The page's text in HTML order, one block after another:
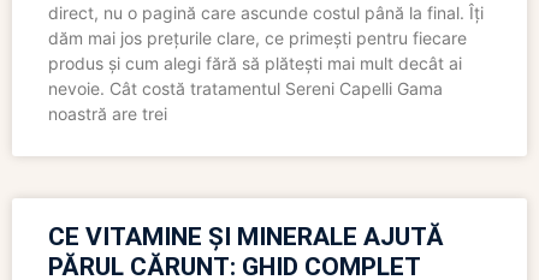
direct, nu o pagină care ascunde costul până la final. Îți
dăm mai jos prețurile clare, ce primești pentru fiecare
produs și cum alegi fără să plătești mai mult decât ai
nevoie. Cât costă tratamentul Sereni Capelli Gama
noastră are trei
CE VITAMINE ȘI MINERALE AJUTĂ
PĂRUL CĂRUNT: GHID COMPLET